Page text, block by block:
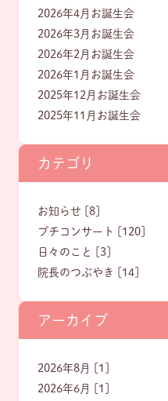
2026年4月お誕生会
2026年3月お誕生会
2026年2月お誕生会
2026年1月お誕生会
2025年12月お誕生会
2025年11月お誕生会
カテゴリ
お知らせ [8]
プチコンサート [120]
日々のこと [3]
院長のつぶやき [14]
アーカイブ
2026年8月 [1]
2026年6月 [1]